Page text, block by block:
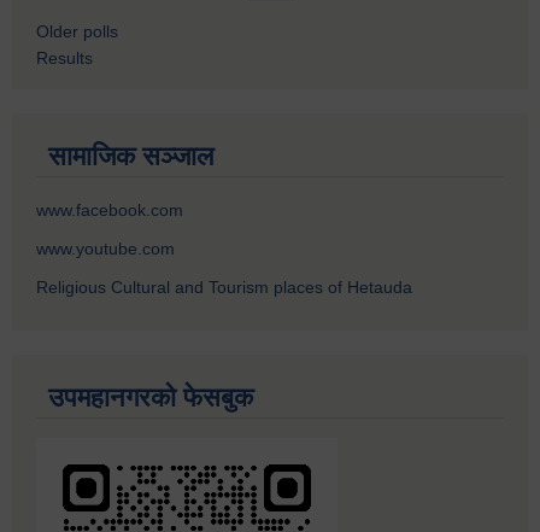
Older polls
Results
सामाजिक सञ्जाल
www.facebook.com
www.youtube.com
Religious Cultural and Tourism places of Hetauda
उपमहानगरको फेसबुक